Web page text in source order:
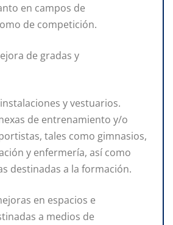
en campos de
de competición.
de gradas y
y vestuarios.
de entrenamiento y/o
tales como gimnasios,
y enfermería, así como
destinadas a la formación.
en espacios e
a medios de